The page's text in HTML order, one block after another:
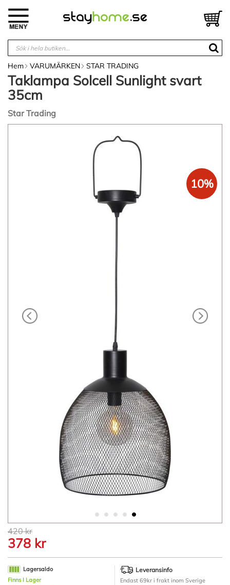
innehållet
Hem VARUMÄRKEN STAR TRADING
Taklampa Solcell Sunlight svart
35cm
Star Trading
Hoppa
till
början
av
bildgalleriet
10%
420 kr
378 kr
Lagersaldo
Finns I Lager
Leveransinfo
Endast 69kr i frakt inom Sverige